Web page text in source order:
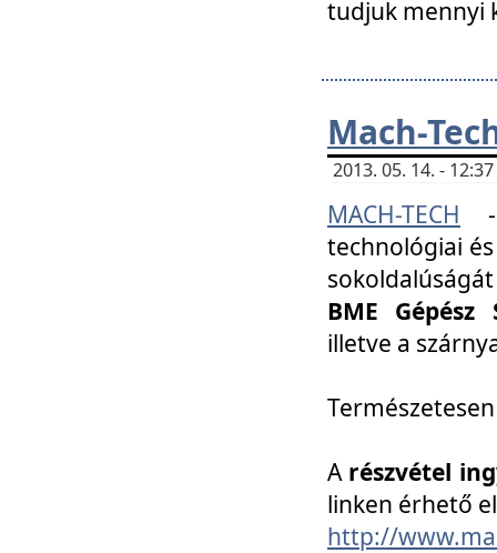
tudjuk mennyi
Mach-
2013. 05. 14. -
MACH-TECH
technológiai
BME
illetve a
A részvétel
linken érhető
http://